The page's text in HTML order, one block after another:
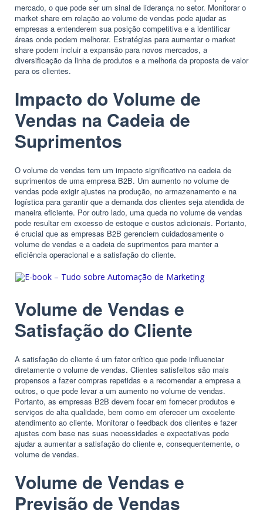
mercado, o que pode ser um sinal de liderança no setor. Monitorar o
market share em relação ao volume de vendas pode ajudar as
empresas a entenderem sua posição competitiva e a identificar
áreas onde podem melhorar. Estratégias para aumentar o market
share podem incluir a expansão para novos mercados, a
diversificação da linha de produtos e a melhoria da proposta de valor
para os clientes.
Impacto do Volume de
Vendas na Cadeia de
Suprimentos
O volume de vendas tem um impacto significativo na cadeia de
suprimentos de uma empresa B2B. Um aumento no volume de
vendas pode exigir ajustes na produção, no armazenamento e na
logística para garantir que a demanda dos clientes seja atendida de
maneira eficiente. Por outro lado, uma queda no volume de vendas
pode resultar em excesso de estoque e custos adicionais. Portanto,
é crucial que as empresas B2B gerenciem cuidadosamente o
volume de vendas e a cadeia de suprimentos para manter a
eficiência operacional e a satisfação do cliente.
Volume de Vendas e
Satisfação do Cliente
A satisfação do cliente é um fator crítico que pode influenciar
diretamente o volume de vendas. Clientes satisfeitos são mais
propensos a fazer compras repetidas e a recomendar a empresa a
outros, o que pode levar a um aumento no volume de vendas.
Portanto, as empresas B2B devem focar em fornecer produtos e
serviços de alta qualidade, bem como em oferecer um excelente
atendimento ao cliente. Monitorar o feedback dos clientes e fazer
ajustes com base nas suas necessidades e expectativas pode
ajudar a aumentar a satisfação do cliente e, consequentemente, o
volume de vendas.
Volume de Vendas e
Previsão de Vendas